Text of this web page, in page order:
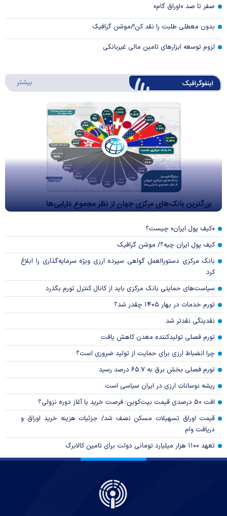
صفر تا صد «اوراق گام»
بدون معطلی طلبت را نقد کن!/موشن گرافیک
لزوم توسعه ابزارهای تامین مالی غیربانکی
اینفوگرافیک بیشتر
بزرگترین بانک‌های مرکزی جهان از نظر مجموع دارایی‌ها
«کیف پول ایران» چیست؟
کیف پول ایران چیه؟/ موشن گرافیک
بانک مرکزی دستورالعمل گواهی سپرده ارزی ویژه سرمایه‌گذاری را ابلاغ
کرد
سیاست‌های حمایتی بانک مرکزی باید از کانال کنترل تورم بگذرد
تورم خدمات در بهار ۱۴۰۵ چقدر شد؟
نقدینگی نقدتر شد
تورم فصلی تولیدکننده معدن کاهش یافت
چرا انضباط ارزی برای حمایت از تولید ضروری است؟
تورم فصلی بخش برق به ۶۵.۷ درصد رسید
ریشه نوسانات ارزی در ایران سیاسی است
افت ۵۰ درصدی قیمت بیت‌کوین؛ فرصت خرید یا آغاز دوره نزولی؟
قیمت اوراق تسهیلات مسکن نصف شد/ جزئیات هزینه خرید اوراق و
دریافت وام
تعهد ۱۱۰۰ هزار میلیارد تومانی دولت برای تامین کالابرگ